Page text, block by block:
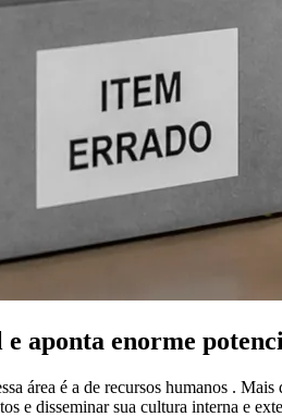
aponta enorme
área é a de recursos humanos .
e disseminar sua cultura interna e